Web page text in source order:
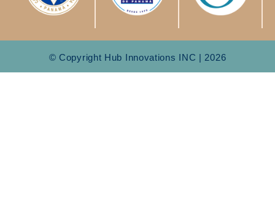
© Copyright Hub Innovations INC | 2026